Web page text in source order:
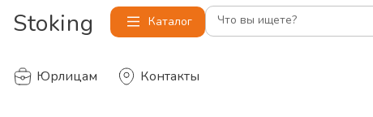
Stoking Каталог Что вы ищете?
Юрлицам Контакты